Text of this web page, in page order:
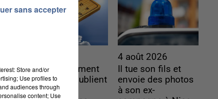
Le gouvernement
et l’Ademe publient
une carte
4 août 2026
Il tue son fils et
envoie des photos
à son ex-
Store and/or
Use profiles to
audiences through
content; Use
sans accepter